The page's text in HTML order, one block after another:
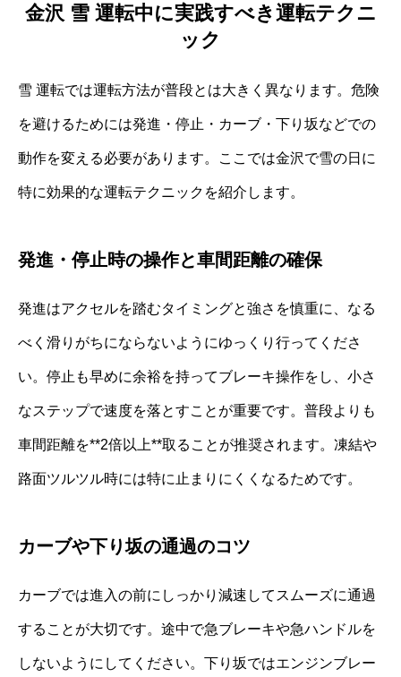
金沢 雪 運転中に実践すべき運転テクニ
ック
雪 運転では運転方法が普段とは大きく異なります。危険
を避けるためには発進・停止・カーブ・下り坂などでの
動作を変える必要があります。ここでは金沢で雪の日に
特に効果的な運転テクニックを紹介します。
発進・停止時の操作と車間距離の確保
発進はアクセルを踏むタイミングと強さを慎重に、なる
べく滑りがちにならないようにゆっくり行ってくださ
い。停止も早めに余裕を持ってブレーキ操作をし、小さ
なステップで速度を落とすことが重要です。普段よりも
車間距離を**2倍以上**取ることが推奨されます。凍結や
路面ツルツル時には特に止まりにくくなるためです。
カーブや下り坂の通過のコツ
カーブでは進入の前にしっかり減速してスムーズに通過
することが大切です。途中で急ブレーキや急ハンドルを
しないようにしてください。下り坂ではエンジンブレー